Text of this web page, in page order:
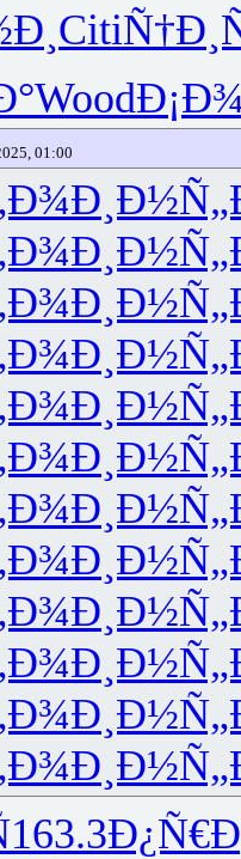
Citi
Wood
01:00
163.3